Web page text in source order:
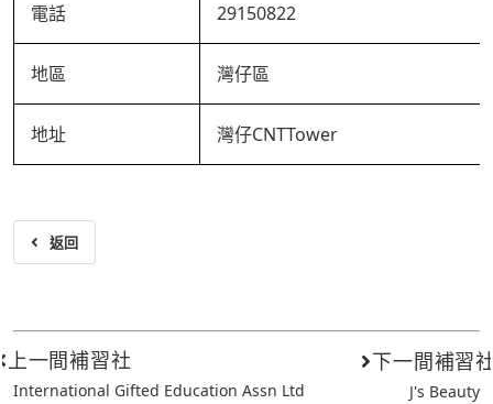
電話 29150822
地區 灣仔區
地址 灣仔CNTTower
返回
上一間補習社
International Gifted Education Assn Ltd
下一間補習
J's Beauty